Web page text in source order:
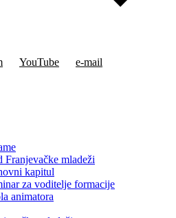
YouTube e-mail
Franjevačke mladeži
kapitul
za voditelje formacije
animatora